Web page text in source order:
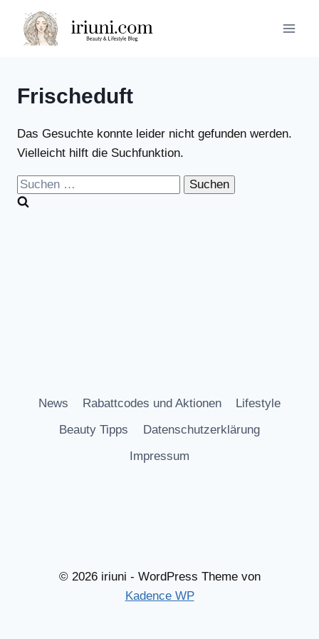
Inhalt
springen
Frischeduft
Das Gesuchte konnte leider nicht gefunden werden.
Vielleicht hilft die Suchfunktion.
Suchen
nach:
News Rabattcodes und Aktionen
Lifestyle
Beauty Tipps
Datenschutzerklärung
Impressum
© 2026 iriuni - WordPress Theme von
Kadence WP